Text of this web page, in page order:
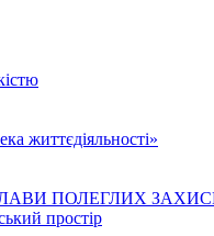
життєдіяльності»
ПОЛЕГЛИХ
простір